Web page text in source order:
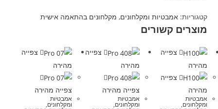
קטגוריות: אמבטיות ומקלחונים, מקלחונים בהתאמה אישית
מוצרים קשורים
צפייה
מהירה
צפייה מהירה
אמבטיות
ומקלחונים,
צפייה
מהירה
צפייה מהירה
אמבטיות
ומקלחונים,
צפייה
מהירה
צפייה
מהירה
אמבטיות
ומקלחונים,